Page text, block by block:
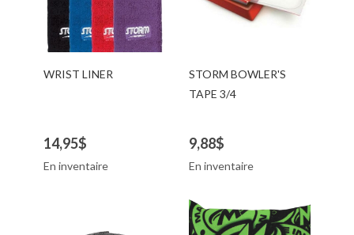
WRIST LINER
14,95$
En inventaire
STORM BOWLER'S
TAPE 3/4
9,88$
En inventaire